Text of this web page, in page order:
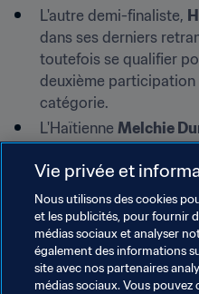
L'autre demi-finaliste,
dans ses derniers
toutefois se qualifier
deuxième participation
catégorie.
L'Haïtienne Melchie
réalisatrice du tournoi
La moyenne de buts
match (soit 198 en 39)
Les États-Unis ont
Thèmes en lien
Vie privée et
Nous utilisons des cookies
et les publicités, pour fournir
médias sociaux et analyser
également des informations
site avec nos partenaires
médias sociaux. Vous pouvez